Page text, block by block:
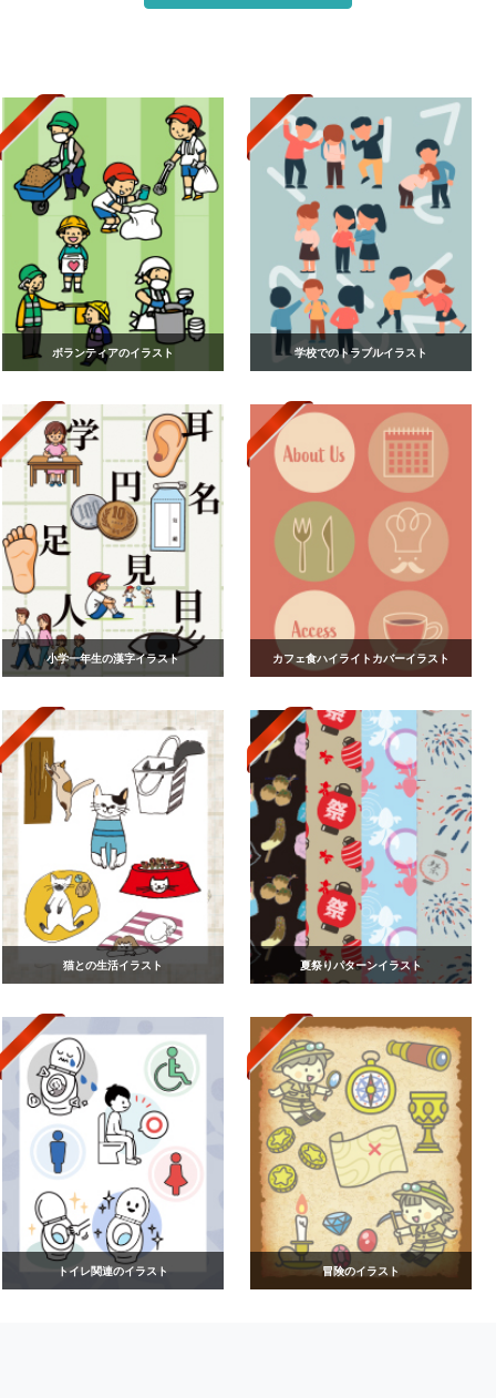
ボランティアのイラスト 学校でのトラブルイラスト
小学一年生の漢字イラスト カフェ食ハイライトカバーイラスト
猫との生活イラスト 夏祭りパターンイラスト
トイレ関連のイラスト 冒険のイラスト